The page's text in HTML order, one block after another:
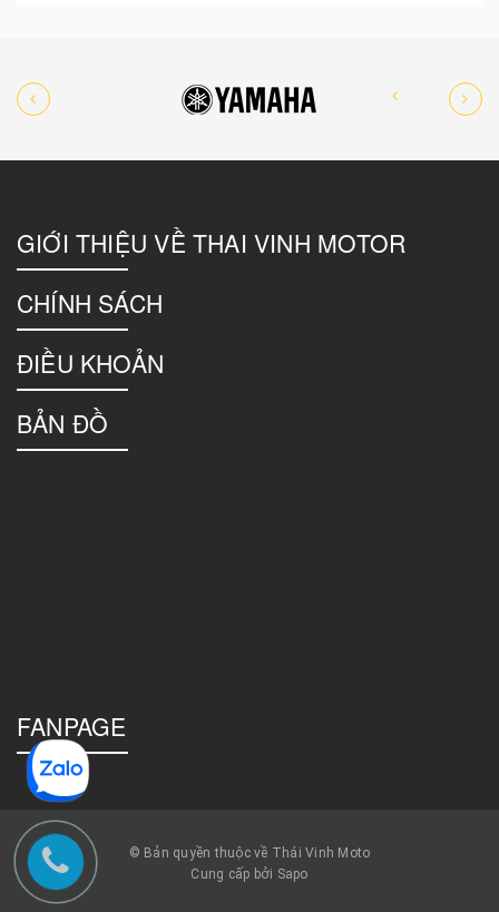
GIỚI THIỆU VỀ THAI VINH MOTOR
CHÍNH SÁCH
ĐIỀU KHOẢN
BẢN ĐỒ
FANPAGE
© Bản quyền thuộc về Thái Vinh Moto
Cung cấp bởi Sapo